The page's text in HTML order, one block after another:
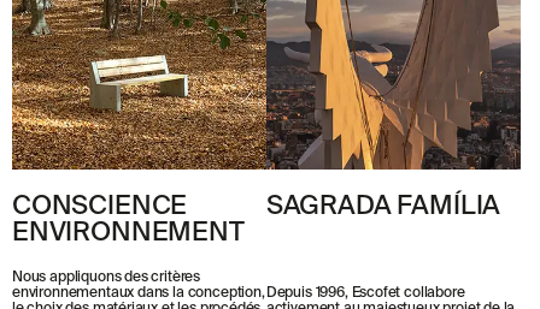
CONSCIENCE
ENVIRONNEMENT
Nous appliquons des critères
environnementaux dans la conception,
SAGRADA FAMÍLIA
Depuis 1996, Escofet collabore